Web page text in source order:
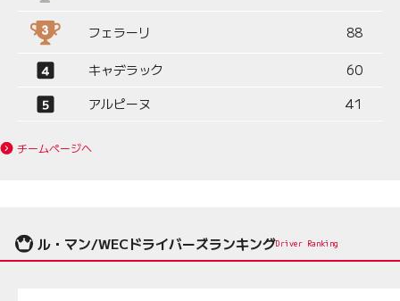
フェラーリ 88
キャデラック
60
アルピーヌ
41
チームページへ
ル・マン/WECドライバーズランキングDriver Ranking